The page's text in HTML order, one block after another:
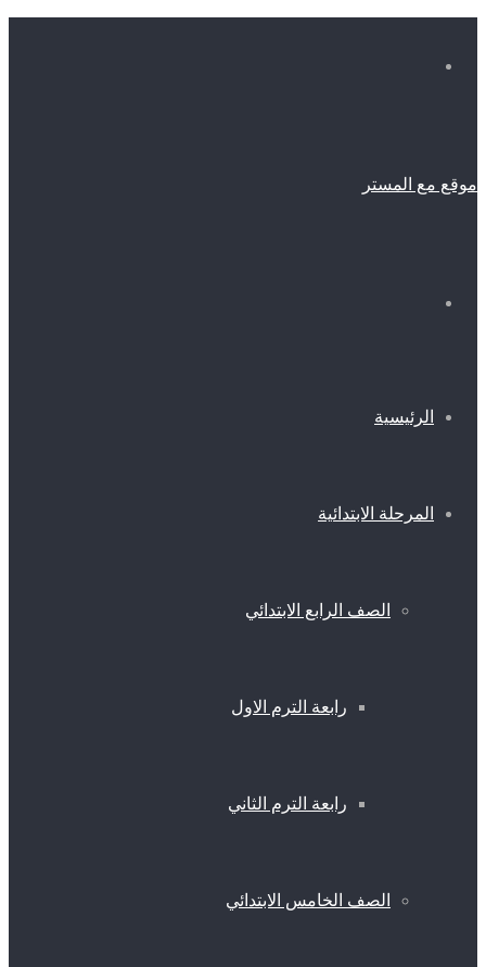
موقع مع المستر
الرئيسية
المرحلة الابتدائية
الصف الرابع الابتدائي
رابعة الترم الاول
رابعة الترم الثاني
الصف الخامس الابتدائي